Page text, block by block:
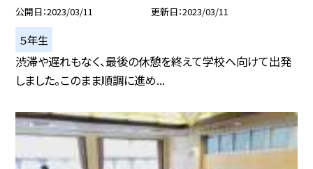
公開日 2023/03/11 更新日 2023/03/11
５年生
渋滞や遅れもなく、最後の休憩を終えて学校へ向けて出発
しました。このまま順調に進め...